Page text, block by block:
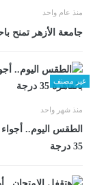
منذ عام واحد
جامعة الأزهر تمنح
غير مصنف
منذ شهر واحد
الطقس اليوم..
35 درجة